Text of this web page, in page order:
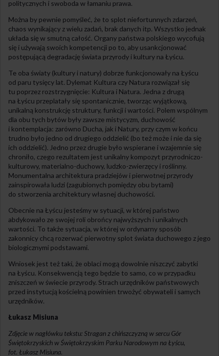
politycznych i swoboda w łamaniu prawa.
Można by pewnie pomyśleć, że to splot niefortunnych zdarzeń,
chaos wynikający z wielu zadań, brak danych itp. Wszystko jednak
układa się w smutną całość. Organy państwa polskiego wycofują
się i używają swoich kompetencji po to, aby usankcjonować
postępującą degradację świata przyrody i kultury na Łyścu.
Te oba światy (kultury i natury) dobrze funkcjonowały na Łyścu
od paru tysięcy lat. Dylemat Kultura czy Natura rozwiązał się
tu poprzez rozstrzygnięcie: Kultura i Natura. Jedna z drugą
na Łyścu przeplatały się spontanicznie, tworząc wyjątkową,
unikalną konstrukcję struktury, funkcji i wartości. Polem wspólnym
dla obu tych bytów były zawsze mistycyzm, duchowość
i kontemplacja: zarówno Ducha, jak i Natury, przy czym w końcu
trudno było jedno od drugiego oddzielić (bo też może i nie da się
ich oddzielić). Jedno przez drugie było wspierane i wzajemnie się
chroniło, czego rezultatem jest unikalny kompozyt przyrodniczo-
kulturowy, materialno-duchowy, ludzko-zwierzęcy i roślinny.
Monumentalna architektura pradziejów i pierwotnej przyrody
zainspirowała ludzi (zagubionych pomiędzy obu bytami)
do stworzenia architektury własnej duchowości.
Obecnie na Łyścu jesteśmy w sytuacji, w której państwo
abdykowało ze swojej roli obrońcy najwyższych i unikalnych
wartości. To także sytuacja, w której w ordynarny sposób
zakonnicy chcą rozerwać pierwotny splot świata duchowego z jego
biologicznymi podstawami.
Wniosek jest też taki, że oblaci mogą dowolnie niszczyć zabytki
na Łyścu. Konsekwencją tego będzie to samo, co w przypadku
zniszczeń w świecie przyrody. Strach urzędników państwowych
przed instytucją kościelną powinien trwożyć obywateli i samych
urzędników.
Łukasz Misiuna
Zdjęcie w nagłówku tekstu: Stragan z chińszczyzną w sercu Gór
Świętokrzyskich w Świętokrzyskim Parku Narodowym na Łyścu,
fot. Łukasz Misiuna.